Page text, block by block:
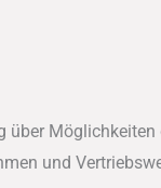
über
und